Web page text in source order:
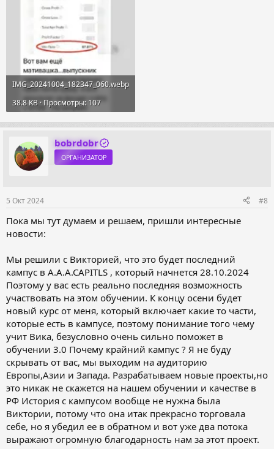
IMG_20241004_182347_060.webp
38.8 KB · Просмотры: 107
bobrdobr
ОРГАНИЗАТОР
5 Окт 2024 #8
Пока мы тут думаем и решаем, пришли интересные
новости:
Мы решили с Викторией, что это будет последний
кампус в A.A.A.CAPITLS , который начнется 28.10.2024
Поэтому у вас есть реально последняя возможность
участвовать на этом обучении. К концу осени будет
новый курс от меня, который включает какие то части,
которые есть в кампусе, поэтому понимание того чему
учит Вика, безусловно очень сильно поможет в
обучении 3.0 Почему крайний кампус ? Я не буду
скрывать от вас, мы выходим на аудиторию
Европы,Азии и Запада. Разрабатываем новые проекты,но
это никак не скажется на нашем обучении и качестве в
РФ История с кампусом вообще не нужна была
Виктории, потому что она итак прекрасно торговала
себе, но я убедил ее в обратном и вот уже два потока
выражают огромную благодарность нам за этот проект.